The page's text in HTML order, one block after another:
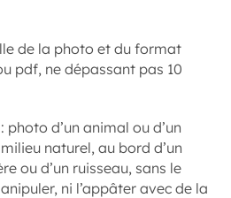
de la photo et du format
pdf, ne dépassant pas 10
photo d’un animal ou d’un
naturel, au bord d’un
ou d’un ruisseau, sans le
ni l’appâter avec de la